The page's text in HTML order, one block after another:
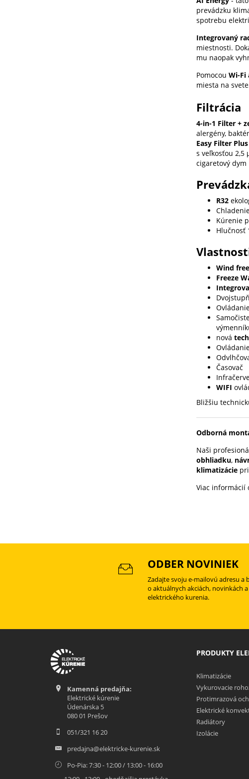
prevádzku
spotrebu
Integrovaný
miestnosti.
mu naopak
Pomocou Wi-Fi
miesta na
Filtrácia
4-in-1 Filter +
alergény,
Easy Filter Plus
s veľkosťou 2,5
cigaretový dym
R32
Kúrenie
Hlučnosť
Wind free
Freeze
nová
Časovač
WIFI
Bližšiu
Odborná
Naši
obhliadku,
klimatizácie
Viac informácií
ODBER NOVINIEK
Zadajte svoju e-mailovú adresu
o aktuálnych akciách, novinkách
elektrického kurenia.
Kamenná predajňa:
Elektrické kúrenie
Údenárska 5
080 01 Prešov
051/321 16 20
predajna@elektricke-kurenie.sk
Po-Pia: 7:30 - 12:00 / 13:00 - 16:00
PRODUKTY
Klimatizácie
Vykurovacie
Protimrazová
Elektrické
Radiátory
Izolácie